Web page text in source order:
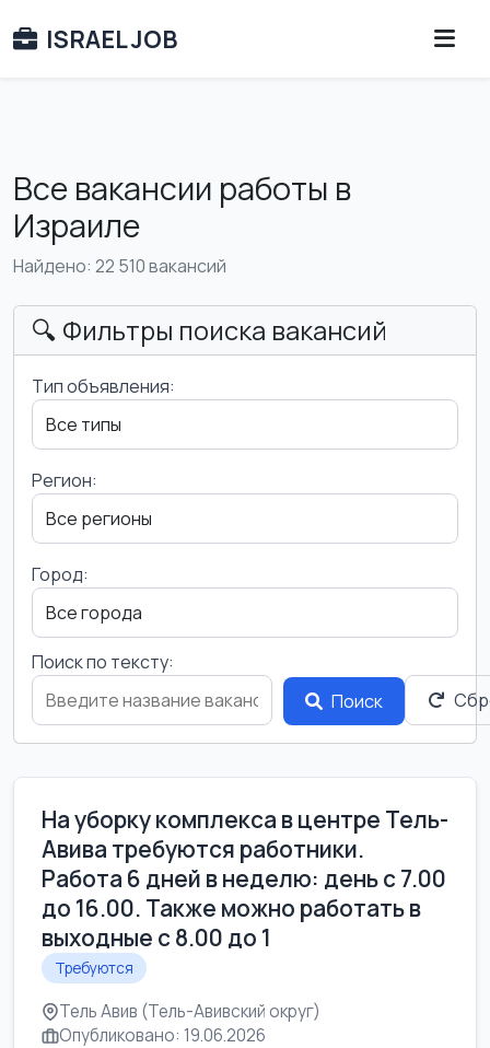
ISRAEL JOB
Все вакансии работы в
Израиле
Найдено: 22 510 вакансий
🔍 Фильтры поиска вакансий
Тип объявления:
Регион:
Город:
Поиск по тексту:
Поиск
На уборку комплекса в центре Тель-
Авива требуются работники.
Работа 6 дней в неделю: день с 7.00
до 16.00. Также можно работать в
выходные с 8.00 до 1
Требуются
Тель Авив (Тель-Авивский округ)
Опубликовано: 19.06.2026